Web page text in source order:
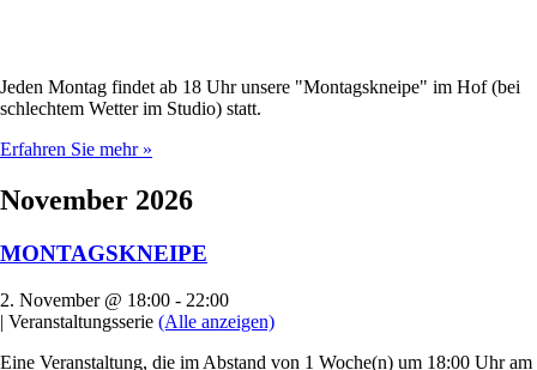
Jeden Montag findet ab 18 Uhr unsere "Montagskneipe" im Hof (bei
schlechtem Wetter im Studio) statt.
Erfahren Sie mehr »
November 2026
MONTAGSKNEIPE
2. November @ 18:00 - 22:00
| Veranstaltungsserie (Alle anzeigen)
Eine Veranstaltung, die im Abstand von 1 Woche(n) um 18:00 Uhr am